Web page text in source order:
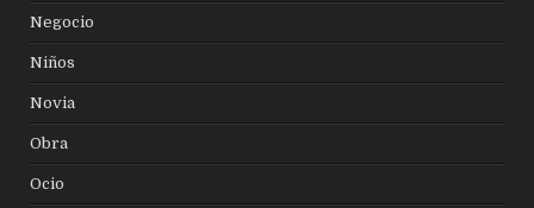
Negocio
Niños
Novia
Obra
Ocio